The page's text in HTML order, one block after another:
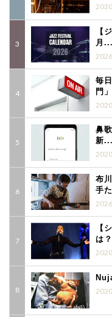
【
月...
毎
門
鼻
新...
布
手
【
は